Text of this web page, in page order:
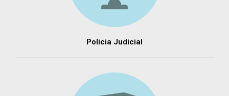
Policia Judicial